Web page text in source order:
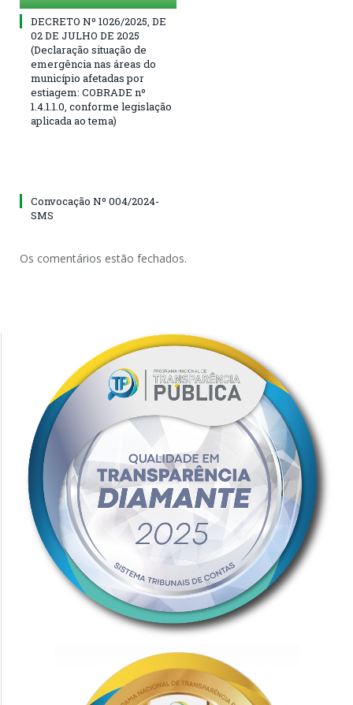
DECRETO Nº 1026/2025, DE
02 DE JULHO DE 2025
(Declaração situação de
emergência nas áreas do
município afetadas por
estiagem: COBRADE nº
1.4.1.1.0, conforme legislação
aplicada ao tema)
Convocação Nº 004/2024-
SMS
Os comentários estão fechados.